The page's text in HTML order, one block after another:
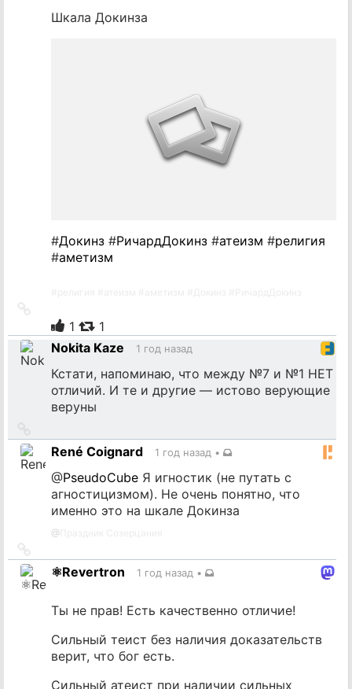
Шкала Докинза
#Докинз #РичардДокинз #атеизм #религия
#аметизм
источник
1
1
Nokita Kaze
1 год назад
Кстати, напоминаю, что между №7 и №1 НЕТ
отличий. И те и другие — истово верующие
веруны
на
источник
René Coignard 1 год назад •
@PseudoCube Я игностик (не путать с
агностицизмом). Не очень понятно, что
именно это на шкале Докинза
@
на
источник
⚛️Revertron 1 год назад •
Ты не прав! Есть качественно отличие!
Сильный теист без наличия доказательств
верит, что бог есть.
Сильный атеист при наличии сильных